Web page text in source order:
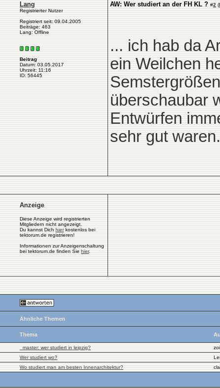
Lang
Registrierter Nutzer
Registriert seit: 09.04.2005
Beiträge: 463
Lang: Offline
Beitrag
Datum: 03.05.2017
Uhrzeit: 11:16
ID: 56445
AW: Wer studiert an der FH KL ? #2 (
... ich hab da
ein Weilchen
überschaubar
Entwürfen
sehr gut waren.
Anzeige
Diese Anzeige wird registrierten
Mitgliedern nicht angezeigt.
Du kannst Dich hierkostenlos bei
tektorum.de registrieren!
Informationen zur Anzeigenschaltung
bei tektorum.de finden Sie hier.
Ähnliche Themen
Thema
_master: wer studiert in leipzig?
Wer studiert wo?
Wo studiert man am besten Innenarchitektur?